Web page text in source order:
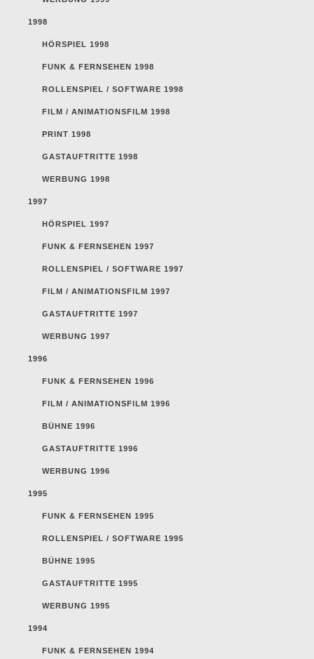
1998
HÖRSPIEL 1998
FUNK & FERNSEHEN 1998
ROLLENSPIEL / SOFTWARE 1998
FILM / ANIMATIONSFILM 1998
PRINT 1998
GASTAUFTRITTE 1998
WERBUNG 1998
1997
HÖRSPIEL 1997
FUNK & FERNSEHEN 1997
ROLLENSPIEL / SOFTWARE 1997
FILM / ANIMATIONSFILM 1997
GASTAUFTRITTE 1997
WERBUNG 1997
1996
FUNK & FERNSEHEN 1996
FILM / ANIMATIONSFILM 1996
BÜHNE 1996
GASTAUFTRITTE 1996
WERBUNG 1996
1995
FUNK & FERNSEHEN 1995
ROLLENSPIEL / SOFTWARE 1995
BÜHNE 1995
GASTAUFTRITTE 1995
WERBUNG 1995
1994
FUNK & FERNSEHEN 1994